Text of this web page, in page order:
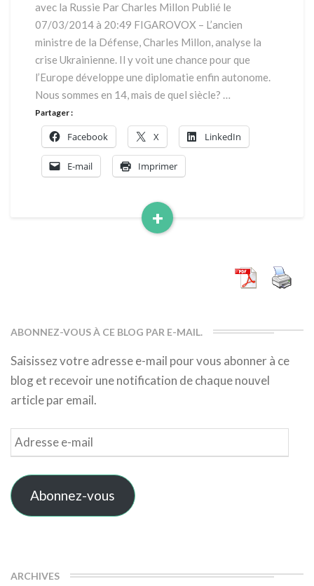
pas
rompre
les
liens
avec
la
Russie
avec la Russie Par Charles Millon Publié le
07/03/2014 à 20:49 FIGAROVOX – L’ancien
ministre de la Défense, Charles Millon, analyse la
crise Ukrainienne. Il y voit une chance pour que
l’Europe développe une diplomatie enfin autonome.
Nous sommes en 14, mais de quel siècle? …
+
Read
Partager :
Facebook X LinkedIn
E-mail Imprimer
ABONNEZ-VOUS À CE BLOG PAR E-MAIL.
Saisissez votre adresse e-mail pour vous abonner à ce
blog et recevoir une notification de chaque nouvel
article par email.
Adresse
e-
mail
Abonnez-vous
ARCHIVES